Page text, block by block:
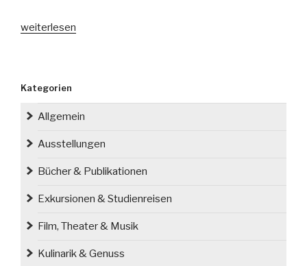
„Von
–
von
zu
weiterlesen
Kategorien
Allgemein
Ausstellungen
Bücher & Publikationen
Exkursionen & Studienreisen
Film, Theater & Musik
Kulinarik & Genuss